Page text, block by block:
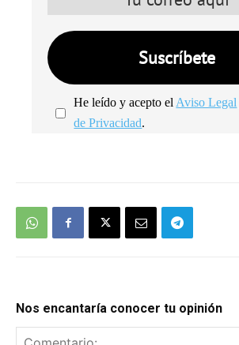
He leído y acepto elAviso Legal
de Privacidad.
Nos encantaría conocer tu opinión